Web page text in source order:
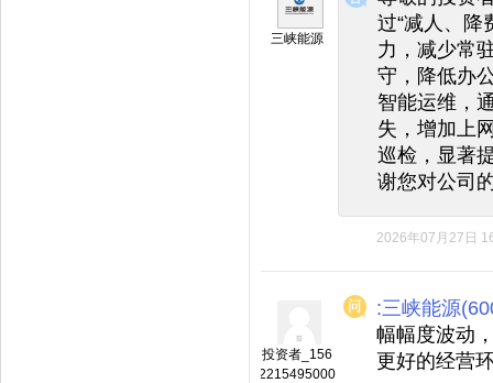
三峡能源
过“减人、降
力，减少常
守，降低办
智能运维，
失，增加上
巡检，显著
谢您对公司
2026年07月27日
投资者_156
2215495000
:三峡能源
幅幅度波动
更好的经营